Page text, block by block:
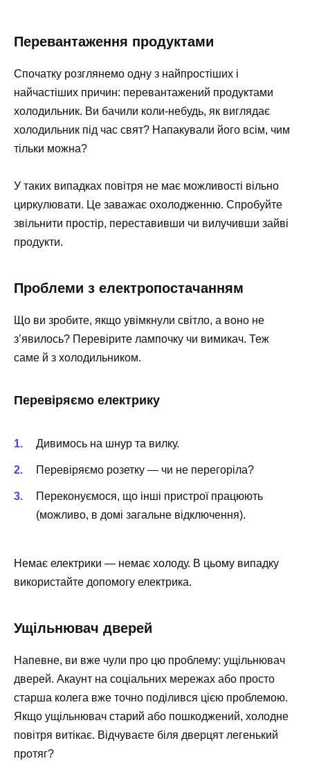
Перевантаження продуктами
Спочатку розглянемо одну з найпростіших і
найчастіших причин: перевантажений продуктами
холодильник. Ви бачили коли-небудь, як виглядає
холодильник під час свят? Напакували його всім, чим
тільки можна?
У таких випадках повітря не має можливості вільно
циркулювати. Це заважає охолодженню. Спробуйте
звільнити простір, переставивши чи вилучивши зайві
продукти.
Проблеми з електропостачанням
Що ви зробите, якщо увімкнули світло, а воно не
з’явилось? Перевірите лампочку чи вимикач. Теж
саме й з холодильником.
Перевіряємо електрику
Дивимось на шнур та вилку.
Перевіряємо розетку — чи не перегоріла?
Переконуємося, що інші пристрої працюють
(можливо, в домі загальне відключення).
Немає електрики — немає холоду. В цьому випадку
використайте допомогу електрика.
Ущільнювач дверей
Напевне, ви вже чули про цю проблему: ущільнювач
дверей. Акаунт на соціальних мережах або просто
старша колега вже точно поділився цією проблемою.
Якщо ущільнювач старий або пошкоджений, холодне
повітря витікає. Відчуваєте біля дверцят легенький
протяг?